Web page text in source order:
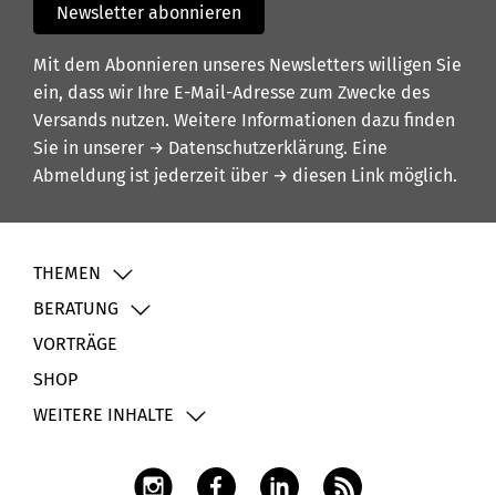
Newsletter abonnieren
Mit dem Abonnieren unseres Newsletters willigen Sie
ein, dass wir Ihre E-Mail-Adresse zum Zwecke des
Versands nutzen. Weitere Informationen dazu finden
Sie in unserer → Datenschutzerklärung. Eine
Abmeldung ist jederzeit über → diesen Link möglich.
THEMEN
BERATUNG
VORTRÄGE
SHOP
WEITERE INHALTE